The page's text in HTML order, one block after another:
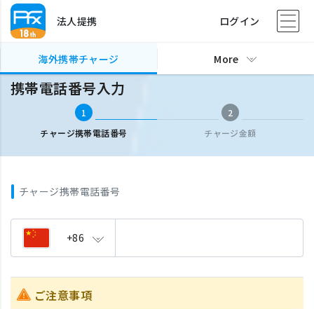
法人提携 ログイン
海外携帯チャージ More
海外携帯チャージ 携帯電話番号入力
携帯電話番号入力
1
チャージ携帯電話番号
2
チャージ金額
チャージ携帯電話番号
+86
ご注意事項